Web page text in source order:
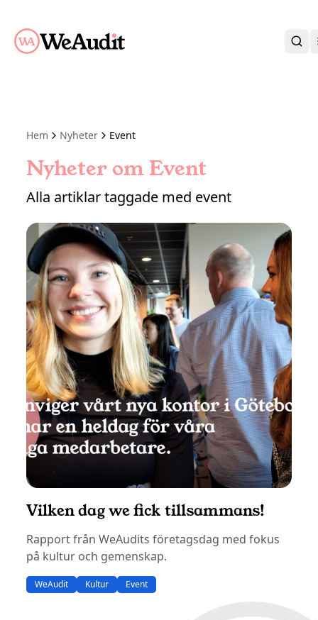
KONTAKT
Hem Nyheter Event
Nyheter om Event
Alla artiklar taggade med event
Vilken dag we fick tillsammans!
Rapport från WeAudits företagsdag med fokus
på kultur och gemenskap.
WeAudit Kultur Event